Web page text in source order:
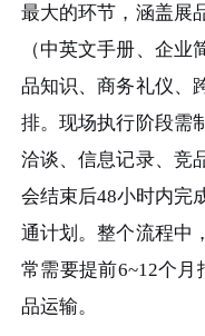
最大的环节，涵盖展
（中英文手册、企
品知识、商务礼仪、
排。现场执行阶段需
洽谈、信息记录、竞
会结束后48小时内完
通计划。整个流程中
常需要提前6~12个
品运输。